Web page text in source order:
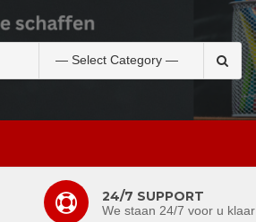
naar:
24/7 SUPPORT
We staan 24/7 voor u klaar